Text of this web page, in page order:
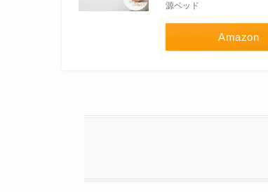
源ベッド
Amazon